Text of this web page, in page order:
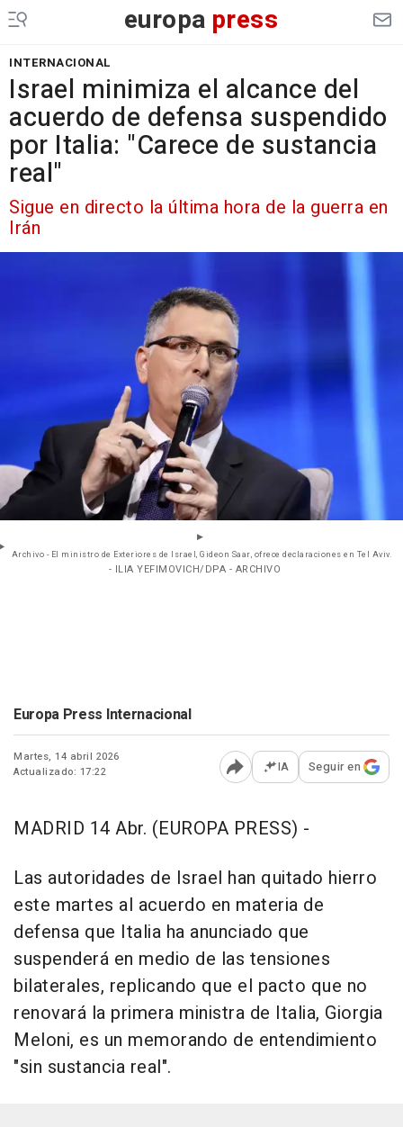
europa press
INTERNACIONAL
Israel minimiza el alcance del
acuerdo de defensa suspendido
por Italia: "Carece de sustancia
real"
Sigue en directo la última hora de la guerra en
Irán
Archivo - El ministro de Exteriores de Israel, Gideon Saar, ofrece declaraciones en Tel Aviv.
- ILIA YEFIMOVICH/DPA - ARCHIVO
Europa Press Internacional
Martes, 14 abril 2026
Actualizado: 17:22
Abrir opciones para
IA Seguir en
MADRID 14 Abr. (EUROPA PRESS) -
Las autoridades de Israel han quitado hierro
este martes al acuerdo en materia de
defensa que Italia ha anunciado que
suspenderá en medio de las tensiones
bilaterales, replicando que el pacto que no
renovará la primera ministra de Italia, Giorgia
Meloni, es un memorando de entendimiento
"sin sustancia real".